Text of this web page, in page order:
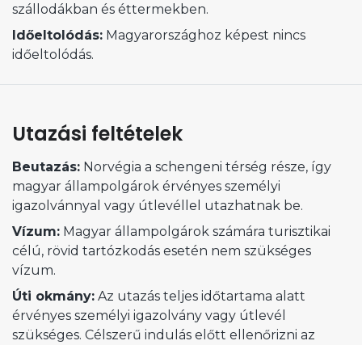
szállodákban és éttermekben.
Időeltolódás: Magyarországhoz képest nincs
időeltolódás.
Utazási feltételek
Beutazás: Norvégia a schengeni térség része, így
magyar állampolgárok érvényes személyi
igazolvánnyal vagy útlevéllel utazhatnak be.
Vízum: Magyar állampolgárok számára turisztikai
célú, rövid tartózkodás esetén nem szükséges
vízum.
Úti okmány: Az utazás teljes időtartama alatt
érvényes személyi igazolvány vagy útlevél
szükséges. Célszerű indulás előtt ellenőrizni az